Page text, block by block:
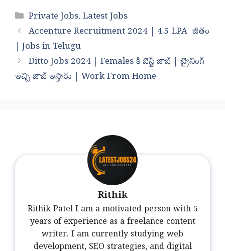
Categories
Private Jobs,Latest Jobs
Accenture Recruitment 2024 | 4.5 LPA జీతం
| Jobs in Telugu
Ditto Jobs 2024 | Females కి బెస్ట్ జాబ్ | ట్రైనింగ్
ఇచ్చి జాబ్ ఇస్తారు | Work From Home
Rithik
Rithik Patel I am a motivated person with 5
years of experience as a freelance content
writer. I am currently studying web
development, SEO strategies, and digital